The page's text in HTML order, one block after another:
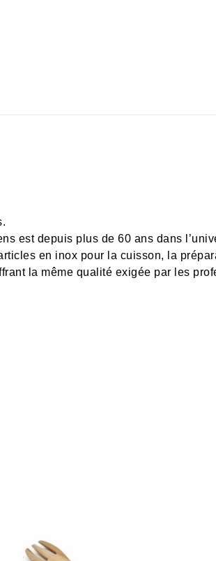
est depuis plus de 60 ans dans
en inox pour la cuisson, la
la même qualité exigée par les